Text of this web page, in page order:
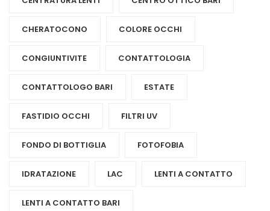
CHERATOCONO COLORE OCCHI
CONGIUNTIVITE CONTATTOLOGIA
CONTATTOLOGO BARI ESTATE
FASTIDIO OCCHI FILTRI UV
FONDO DI BOTTIGLIA FOTOFOBIA
IDRATAZIONE LAC LENTI A CONTATTO
LENTI A CONTATTO BARI